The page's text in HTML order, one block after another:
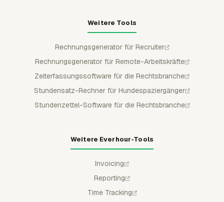
Weitere Tools
Rechnungsgenerator für Recruiter
Rechnungsgenerator für Remote-Arbeitskräfte
Zeiterfassungssoftware für die Rechtsbranche
Stundensatz-Rechner für Hundespaziergänger
Stundenzettel-Software für die Rechtsbranche
Weitere Everhour-Tools
Invoicing
Reporting
Time Tracking